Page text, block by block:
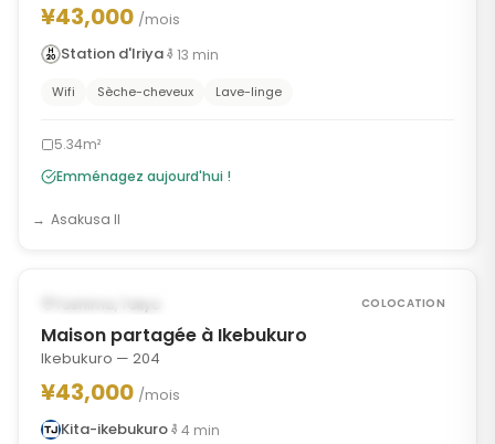
¥43,000 /mois
Station d'Iriya
13 min
Wifi Sèche-cheveux Lave-linge
5.34m²
Emménagez aujourd'hui !
Asakusa II
Toshima, Tokyo COLOCATION
Maison partagée à Ikebukuro
Ikebukuro — 204
¥43,000 /mois
Kita-ikebukuro
4 min